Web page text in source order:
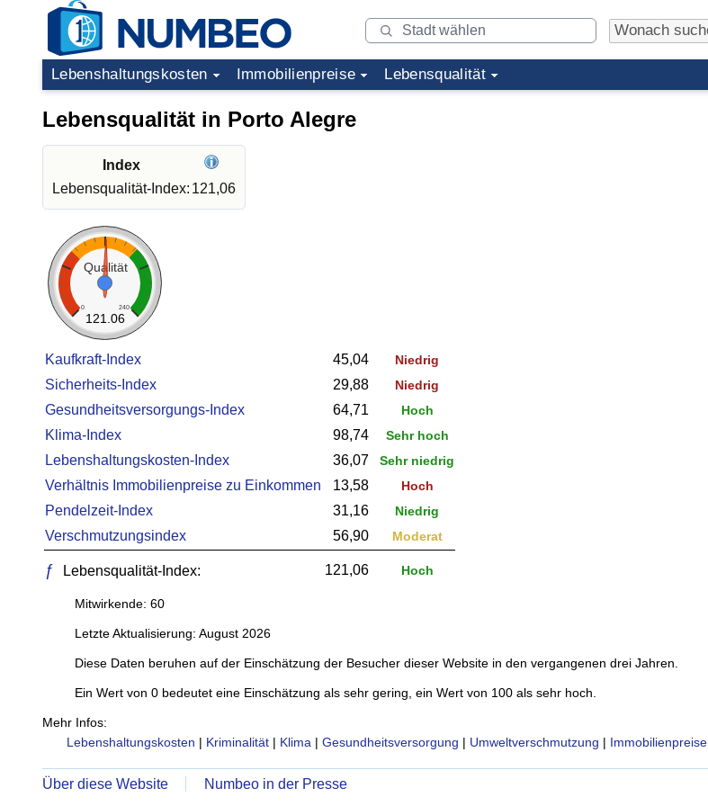
Lebenshaltungskosten Immobilienpreise Lebensqualität
Lebensqualität in Porto Alegre
Index
Lebensqualität-Index: 121,06
Qualität
0 240
121.06
Kaufkraft-Index 45,04 Niedrig
Sicherheits-Index 29,88 Niedrig
Gesundheitsversorgungs-Index 64,71 Hoch
Klima-Index 98,74 Sehr hoch
Lebenshaltungskosten-Index 36,07 Sehr niedrig
Verhältnis Immobilienpreise zu Einkommen 13,58 Hoch
Pendelzeit-Index 31,16 Niedrig
Verschmutzungsindex 56,90 Moderat
ƒ Lebensqualität-Index: 121,06 Hoch
Mitwirkende: 60
Letzte Aktualisierung: August 2026
Diese Daten beruhen auf der Einschätzung der Besucher dieser Website in den vergangenen drei Jahren.
Ein Wert von 0 bedeutet eine Einschätzung als sehr gering, ein Wert von 100 als sehr hoch.
Mehr Infos:
Lebenshaltungskosten | Kriminalität | Klima | Gesundheitsversorgung | Umweltverschmutzung | Immobilienpreise
Über diese Website Numbeo in der Presse